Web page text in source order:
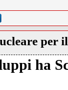
per
ha